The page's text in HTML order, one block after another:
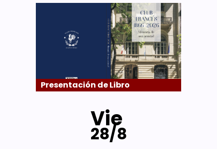
Presentación de Libro
Vie
28/8